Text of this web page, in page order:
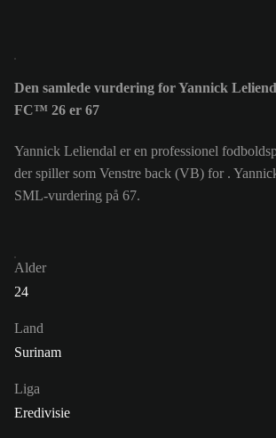
Den samlede vurdering for Yannick
FC™ 26 er 67
Yannick Leliendal er en professionel
der spiller som Venstre back (VB) for .
SML-vurdering på 67.
Alder
24
Land
Surinam
Liga
Eredivisie